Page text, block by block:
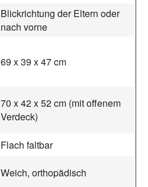
Blickrichtung der Eltern oder
nach vorne
69 x 39 x 47 cm
70 x 42 x 52 cm (mit offenem
Verdeck)
Flach faltbar
Weich, orthopädisch